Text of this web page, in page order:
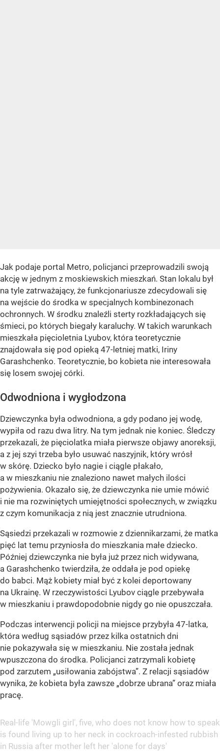
Jak podaje portal Metro, policjanci przeprowadzili swoją
akcję w jednym z moskiewskich mieszkań. Stan lokalu był
na tyle zatrważający, że funkcjonariusze zdecydowali się
na wejście do środka w specjalnych kombinezonach
ochronnych. W środku znaleźli sterty rozkładających się
śmieci, po których biegały karaluchy. W takich warunkach
mieszkała pięcioletnia Lyubov, która teoretycznie
znajdowała się pod opieką 47-letniej matki, Iriny
Garashchenko. Teoretycznie, bo kobieta nie interesowała
się losem swojej córki.
Odwodniona i wygłodzona
Dziewczynka była odwodniona, a gdy podano jej wodę,
wypiła od razu dwa litry. Na tym jednak nie koniec. Śledczy
przekazali, że pięciolatka miała pierwsze objawy anoreksji,
a z jej szyi trzeba było usuwać naszyjnik, który wrósł
w skórę. Dziecko było nagie i ciągle płakało,
a w mieszkaniu nie znaleziono nawet małych ilości
pożywienia. Okazało się, że dziewczynka nie umie mówić
i nie ma rozwiniętych umiejętności społecznych, w związku
z czym komunikacja z nią jest znacznie utrudniona.
Sąsiedzi przekazali w rozmowie z dziennikarzami, że matka
pięć lat temu przyniosła do mieszkania małe dziecko.
Później dziewczynka nie była już przez nich widywana,
a Garashchenko twierdziła, że oddała je pod opiekę
do babci. Mąż kobiety miał być z kolei deportowany
na Ukrainę. W rzeczywistości Lyubov ciągle przebywała
w mieszkaniu i prawdopodobnie nigdy go nie opuszczała.
Podczas interwencji policji na miejsce przybyła 47-latka,
która według sąsiadów przez kilka ostatnich dni
nie pokazywała się w mieszkaniu. Nie została jednak
wpuszczona do środka. Policjanci zatrzymali kobietę
pod zarzutem „usiłowania zabójstwa”. Z relacji sąsiadów
wynika, że kobieta była zawsze „dobrze ubrana” oraz miała
pracę.
Real-life 'Mowgli girl', five, who does not know how to speak
is found living up to her neck in cockroach-infested rubbish
in Russia after mother left her 'alone for days'